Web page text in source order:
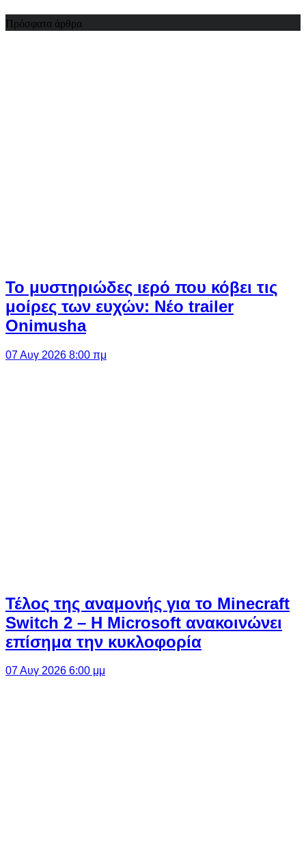
Πρόσφατα άρθρα
Το μυστηριώδες ιερό που κόβει τις
μοίρες των ευχών: Νέο trailer
Onimusha
07 Αυγ 2026 8:00 πμ
Τέλος της αναμονής για το Minecraft
Switch 2 – Η Microsoft ανακοινώνει
επίσημα την κυκλοφορία
07 Αυγ 2026 6:00 μμ